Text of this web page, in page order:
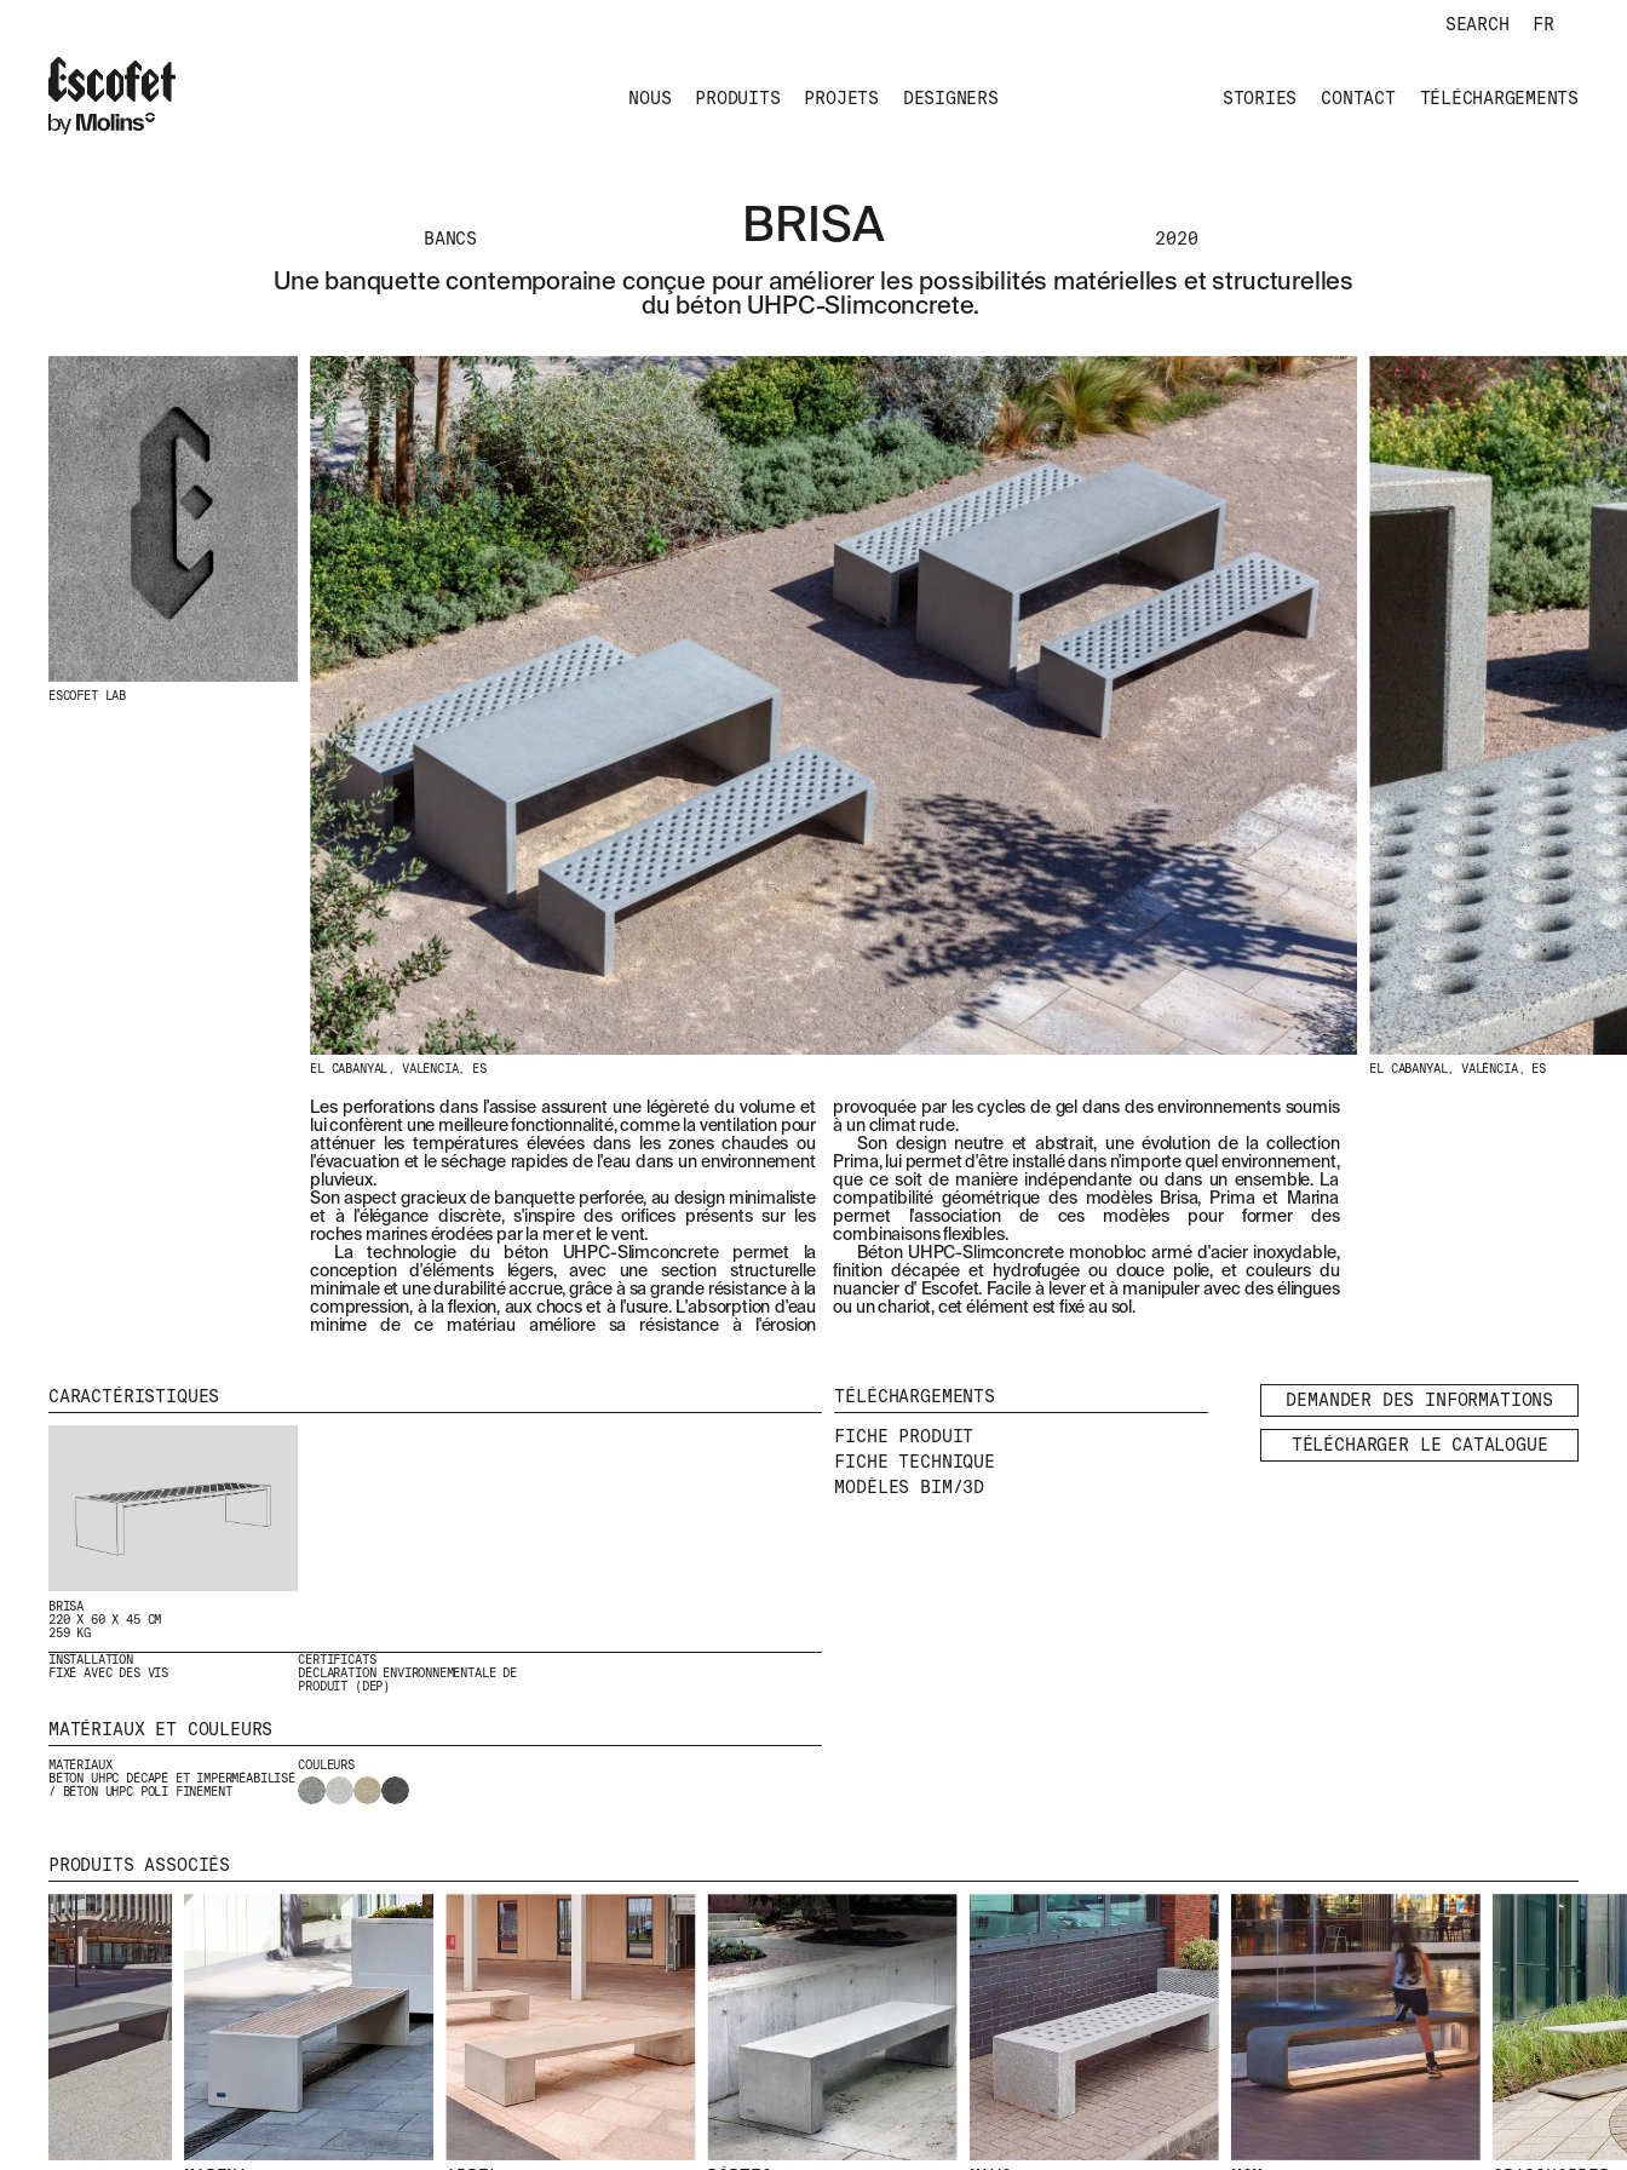
SEARCH FR
NOUS PRODUITS PROJETS DESIGNERS STORIES CONTACT TÉLÉCHARGEMENTS
BANCS BRISA 2020
Une banquette contemporaine conçue pour améliorer les possibilités matérielles et structurelles
du béton UHPC-Slimconcrete.
ESCOFET LAB
EL CABANYAL, VALÈNCIA, ES EL CABANYAL, VALÈNCIA, ES
Les perforations dans l'assise assurent une légèreté du volume et
lui confèrent une meilleure fonctionnalité, comme la ventilation pour
atténuer les températures élevées dans les zones chaudes ou
l'évacuation et le séchage rapides de l'eau dans un environnement
pluvieux.
Son aspect gracieux de banquette perforée, au design minimaliste
et à l'élégance discrète, s'inspire des orifices présents sur les
roches marines érodées par la mer et le vent.
La technologie du béton UHPC-Slimconcrete permet la
conception d'éléments légers, avec une section structurelle
minimale et une durabilité accrue, grâce à sa grande résistance à la
compression, à la flexion, aux chocs et à l'usure. L'absorption d'eau
minime de ce matériau améliore sa résistance à l'érosion
provoquée par les cycles de gel dans des environnements soumis
à un climat rude.
Son design neutre et abstrait, une évolution de la collection
Prima, lui permet d'être installé dans n'importe quel environnement,
que ce soit de manière indépendante ou dans un ensemble. La
compatibilité géométrique des modèles Brisa, Prima et Marina
permet l'association de ces modèles pour former des
combinaisons flexibles.
Béton UHPC-Slimconcrete monobloc armé d'acier inoxydable,
finition décapée et hydrofugée ou douce polie, et couleurs du
nuancier d' Escofet. Facile à lever et à manipuler avec des élingues
ou un chariot, cet élément est fixé au sol.
CARACTÉRISTIQUES
BRISA
220 X 60 X 45 CM
259 KG
INSTALLATION
FIXÉ AVEC DES VIS
CERTIFICATS
DÉCLARATION ENVIRONNEMENTALE DE
PRODUIT (DEP)
MATÉRIAUX ET COULEURS
MATÉRIAUX
BÉTON UHPC DÉCAPÉ ET IMPERMÉABILISÉ
/ BÉTON UHPC POLI FINEMENT
COULEURS
TÉLÉCHARGEMENTS
FICHE PRODUIT
FICHE TECHNIQUE
MODÈLES BIM/3D
DEMANDER DES INFORMATIONS
TÉLÉCHARGER LE CATALOGUE
PRODUITS ASSOCIÉS
MENU
PROJETS
DESIGNERS
STORIES
CONTACT
TÉLÉCHARGEMENTS
FB
VIMEO
N
E
W
S
L
E
T
T
E
POLITIQUE DE
COOKIES
POLITIQUE DE
CONFIDENTIALITÉ
CANAL ÉTHIQUE
CRÉDITS